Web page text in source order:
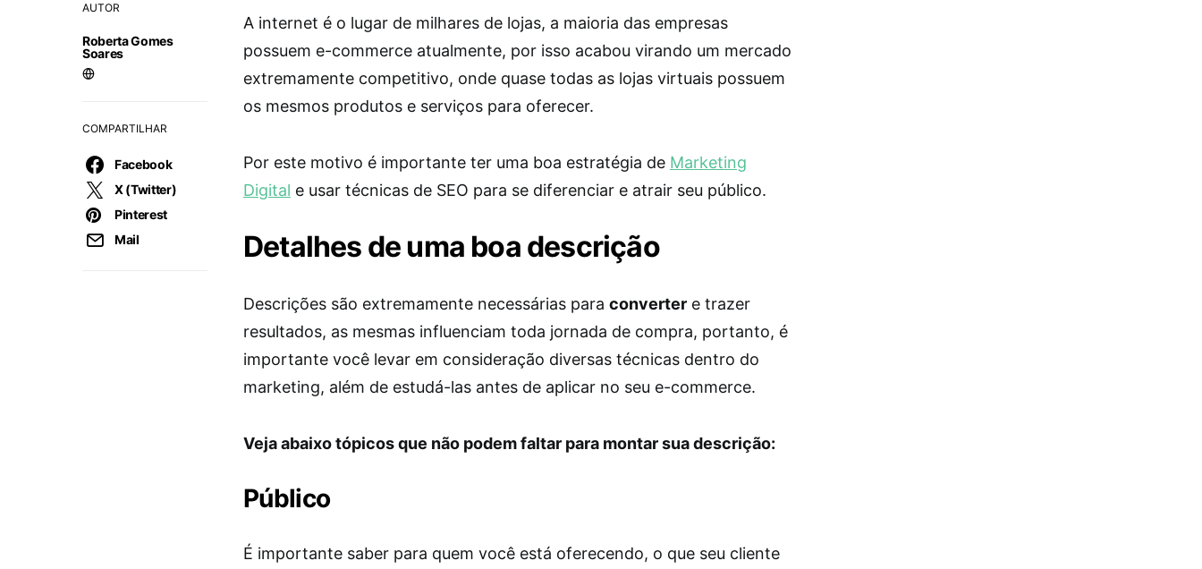
AUTOR
Roberta Gomes
Soares
COMPARTILHAR
Facebook
X (Twitter)
Pinterest
Mail
A internet é o lugar de milhares de lojas, a maioria das empresas
possuem e-commerce atualmente, por isso acabou virando um mercado
extremamente competitivo, onde quase todas as lojas virtuais possuem
os mesmos produtos e serviços para oferecer.
Por este motivo é importante ter uma boa estratégia de Marketing
Digital e usar técnicas de SEO para se diferenciar e atrair seu público.
Detalhes de uma boa descrição
Descrições são extremamente necessárias para converter e trazer
resultados, as mesmas influenciam toda jornada de compra, portanto, é
importante você levar em consideração diversas técnicas dentro do
marketing, além de estudá-las antes de aplicar no seu e-commerce.
Veja abaixo tópicos que não podem faltar para montar sua descrição:
Público
É importante saber para quem você está oferecendo, o que seu cliente